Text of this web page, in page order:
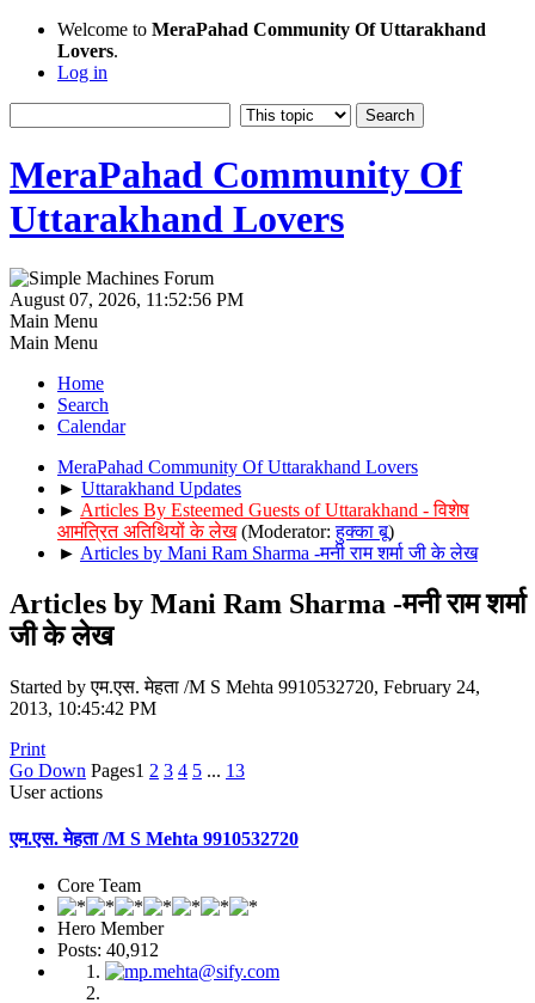
Welcome to MeraPahad Community Of Uttarakhand
Lovers.
Log in
MeraPahad Community Of
Uttarakhand Lovers
August 07, 2026, 11:52:56 PM
Main Menu
Main Menu
Home
Search
Calendar
MeraPahad Community Of Uttarakhand Lovers
► Uttarakhand Updates
► Articles By Esteemed Guests of Uttarakhand - विशेष
आमंत्रित अतिथियों के लेख (Moderator:हुक्का बू)
► Articles by Mani Ram Sharma -मनी राम शर्मा जी के लेख
Articles by Mani Ram Sharma -मनी राम शर्मा
जी के लेख
Started by एम.एस. मेहता /M S Mehta 9910532720, February 24,
2013, 10:45:42 PM
Print
Go Down Pages1 2 3 4 5 ... 13
User actions
एम.एस. मेहता /M S Mehta 9910532720
Core Team
Hero Member
Posts: 40,912